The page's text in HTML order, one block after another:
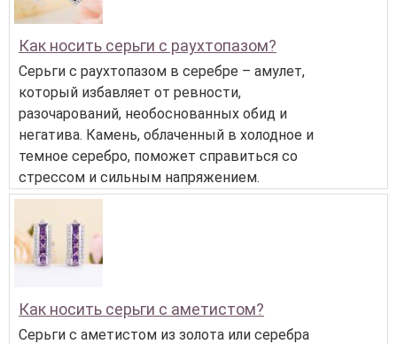
Как носить серьги с раухтопазом?
Серьги с раухтопазом в серебре – амулет,
который избавляет от ревности,
разочарований, необоснованных обид и
негатива. Камень, облаченный в холодное и
темное серебро, поможет справиться со
стрессом и сильным напряжением.
Как носить серьги с аметистом?
Серьги с аметистом из золота или серебра